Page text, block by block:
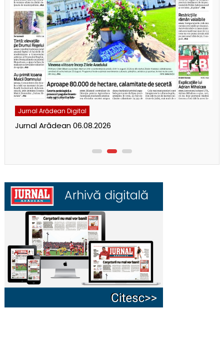
Jurnal Arădean Digital
Jurnal Arădean 06.08.2026